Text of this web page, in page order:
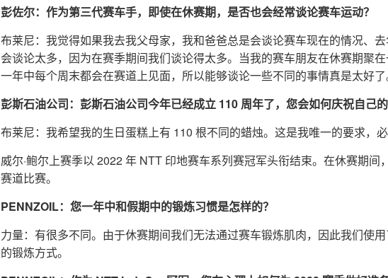
彭佐尔：作为第三代赛车手，即使在休赛期，是否也会经常谈论赛车运动？
布莱尼：我觉得如果我去我父母家，我和爸爸总是会谈论赛车现在的情况、
会谈论太多，因为在赛季期间我们谈论得太多。当我的赛车朋友在休赛期聚
一年中每个周末都会在赛道上见面，所以能够谈论一些不同的事情真是太好了
彭斯石油公司：彭斯石油公司今年已经成立 110 周年了，您会如何庆祝自己的
布莱尼：我希望我的生日蛋糕上有 110 根不同的蜡烛。这是我唯一的要求，必
威尔·鲍尔上赛季以 2022 年 NTT 印地赛车系列赛冠军头衔结束。在休赛期
赛道比赛。
PENNZOIL：您一年中和假期中的锻炼习惯是怎样的？
力量：有很多不同。由于休赛期间我们无法通过赛车锻炼肌肉，因此我们使
的锻炼方式。